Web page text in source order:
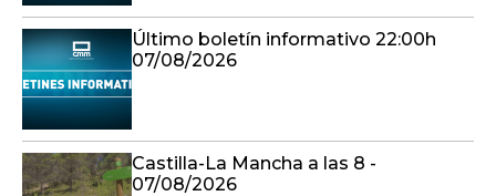
Último boletín informativo 22:00h
07/08/2026
Castilla-La Mancha a las 8 -
07/08/2026